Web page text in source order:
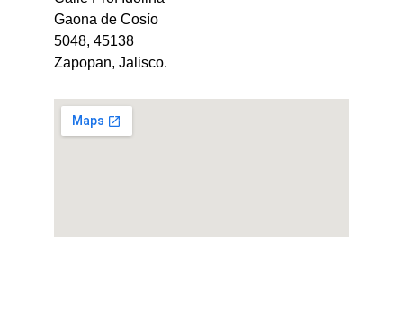
Gaona de Cosío
5048, 45138
Zapopan, Jalisco.